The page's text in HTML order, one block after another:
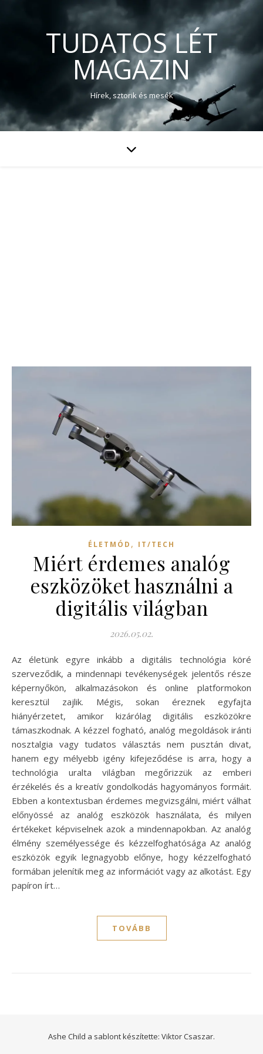
TUDATOS LÉT
MAGAZIN
Hírek, sztorik és mesék
ÉLETMÓD , IT/TECH
Miért érdemes analóg
eszközöket használni a
digitális világban
2026.05.02.
Az életünk egyre inkább a digitális technológia köré
szerveződik, a mindennapi tevékenységek jelentős része
képernyőkön, alkalmazásokon és online platformokon
keresztül zajlik. Mégis, sokan éreznek egyfajta
hiányérzetet, amikor kizárólag digitális eszközökre
támaszkodnak. A kézzel fogható, analóg megoldások iránti
nosztalgia vagy tudatos választás nem pusztán divat,
hanem egy mélyebb igény kifejeződése is arra, hogy a
technológia uralta világban megőrizzük az emberi
érzékelés és a kreatív gondolkodás hagyományos formáit.
Ebben a kontextusban érdemes megvizsgálni, miért válhat
előnyössé az analóg eszközök használata, és milyen
értékeket képviselnek azok a mindennapokban. Az analóg
élmény személyessége és kézzelfoghatósága Az analóg
eszközök egyik legnagyobb előnye, hogy kézzelfogható
formában jelenítik meg az információt vagy az alkotást. Egy
papíron írt…
TOVÁBB
Ashe Child a sablont készítette: Viktor Csaszar.